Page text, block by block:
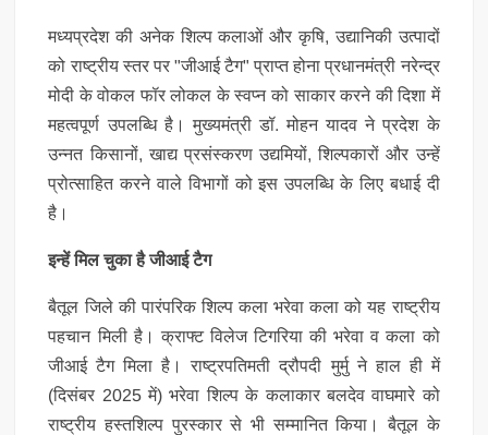
मध्यप्रदेश की अनेक शिल्प कलाओं और कृषि, उद्यानिकी उत्पादों
को राष्ट्रीय स्तर पर "जीआई टैग" प्राप्त होना प्रधानमंत्री नरेन्द्र
मोदी के वोकल फॉर लोकल के स्वप्न को साकार करने की दिशा में
महत्वपूर्ण उपलब्धि है। मुख्यमंत्री डॉ. मोहन यादव ने प्रदेश के
उन्नत किसानों, खाद्य प्रसंस्करण उद्यमियों, शिल्पकारों और उन्हें
प्रोत्साहित करने वाले विभागों को इस उपलब्धि के लिए बधाई दी
है।
इन्हें मिल चुका है जीआई टैग
बैतूल जिले की पारंपरिक शिल्प कला भरेवा कला को यह राष्ट्रीय
पहचान मिली है। क्राफ्ट विलेज टिगरिया की भरेवा व कला को
जीआई टैग मिला है। राष्ट्रपतिमती द्रौपदी मुर्मु ने हाल ही में
(दिसंबर 2025 में) भरेवा शिल्प के कलाकार बलदेव वाघमारे को
राष्ट्रीय हस्तशिल्प पुरस्कार से भी सम्मानित किया। बैतूल के